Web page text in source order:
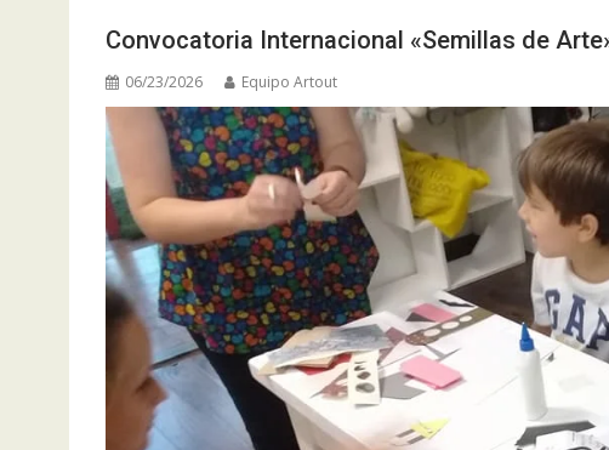
Convocatoria Internacional «Semillas de
06/23/2026 Equipo Artout